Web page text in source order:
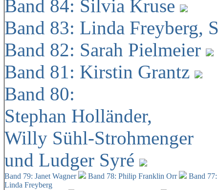
Band 84: Silvia Kruse
Band 83: Linda Freyberg,
Band 82: Sarah Pielmeier
Band 81: Kirstin Grantz
Band 80:
Stephan Holländer,
Willy Sühl-Strohmenger
und Ludger Syré
Band 79: Janet Wagner Band 78: Philip Franklin Orr
Band
Linda Freyberg